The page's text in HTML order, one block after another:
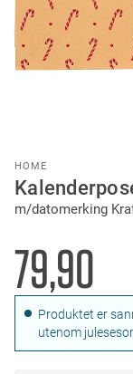
HOME
m/datomerking
79,90
Produktet er
utenom
to
the
beginning
the
images
gallery